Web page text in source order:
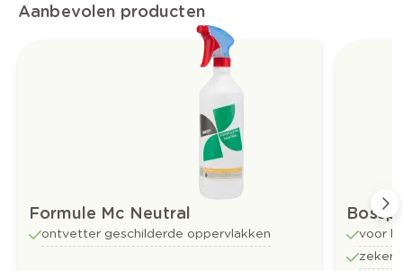
Aanbevolen producten
Formule Mc Neutral
ontvetter geschilderde oppervlakken
voor